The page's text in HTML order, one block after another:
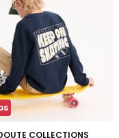
COLLECTIONS